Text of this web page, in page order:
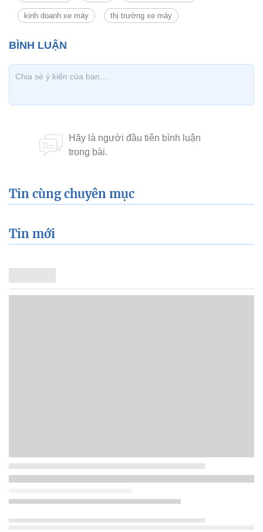
kinh doanh xe máy thị trường xe máy
Tin cùng chuyên mục
Tin mới